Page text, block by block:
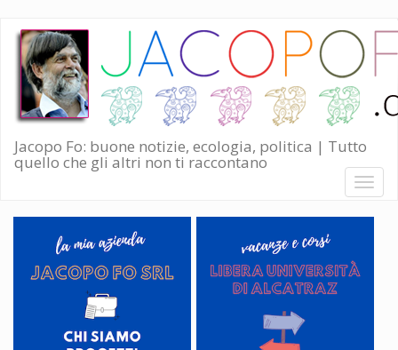
Salta
contenuto
principale
Jacopo Fo: buone notizie, ecologia, politica | Tutto
quello che gli altri non ti raccontano
Toggle